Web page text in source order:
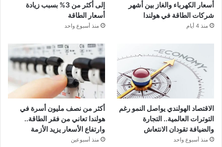
أسعار الكهرباء والغاز بين أشهر
شركات الطاقة في هولندا
منذ 4 أيام
إلى أكثر من 3% بسبب زيادة
أسعار الطاقة
منذ أسبوع واحد
الاقتصاد الهولندي يواصل النمو رغم
التوترات العالمية.. التجارة
والضيافة تقودان الانتعاش
منذ أسبوع واحد
أكثر من نصف مليون أسرة في
هولندا تعاني من فقر الطاقة..
وارتفاع الأسعار يزيد الأزمة
منذ أسبوعين